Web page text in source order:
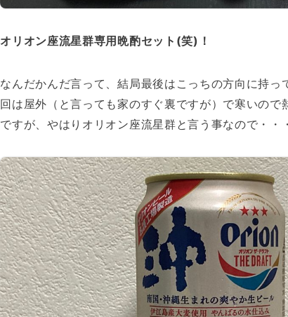
オリオン座流星群専用晩酌セット(笑)！
なんだかんだ言って、結局最後はこっちの方向に持っ
回は屋外（と言っても家のすぐ裏ですが）で寒いので
ですが、やはりオリオン座流星群と言う事なので・・・